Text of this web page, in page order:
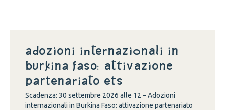
Adozioni internazionali in
Burkina Faso: attivazione
partenariato ETS
Scadenza: 30 settembre 2026 alle 12 – Adozioni
internazionali in Burkina Faso: attivazione partenariato